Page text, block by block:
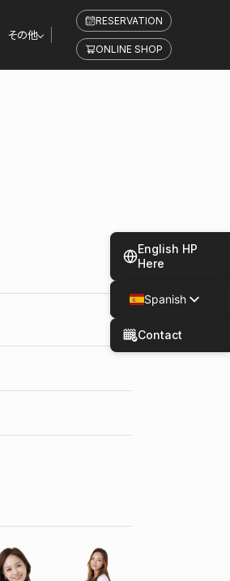
その他
RESERVATION
ONLINE SHOP
English HP
Here
Spanish
Chinese
Contact